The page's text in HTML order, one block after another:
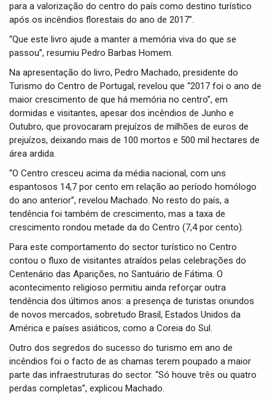
para a valorização do centro do país como destino turístico
após os incêndios florestais do ano de 2017”.
“Que este livro ajude a manter a memória viva do que se
passou”, resumiu Pedro Barbas Homem.
Na apresentação do livro, Pedro Machado, presidente do
Turismo do Centro de Portugal, revelou que “2017 foi o ano de
maior crescimento de que há memória no centro”, em
dormidas e visitantes, apesar dos incêndios de Junho e
Outubro, que provocaram prejuízos de milhões de euros de
prejuízos, deixando mais de 100 mortos e 500 mil hectares de
área ardida.
“O Centro cresceu acima da média nacional, com uns
espantosos 14,7 por cento em relação ao período homólogo
do ano anterior”, revelou Machado. No resto do país, a
tendência foi também de crescimento, mas a taxa de
crescimento rondou metade da do Centro (7,4 por cento).
Para este comportamento do sector turístico no Centro
contou o fluxo de visitantes atraídos pelas celebrações do
Centenário das Aparições, no Santuário de Fátima. O
acontecimento religioso permitiu ainda reforçar outra
tendência dos últimos anos: a presença de turistas oriundos
de novos mercados, sobretudo Brasil, Estados Unidos da
América e países asiáticos, como a Coreia do Sul.
Outro dos segredos do sucesso do turismo em ano de
incêndios foi o facto de as chamas terem poupado a maior
parte das infraestruturas do sector. “Só houve três ou quatro
perdas completas”, explicou Machado.